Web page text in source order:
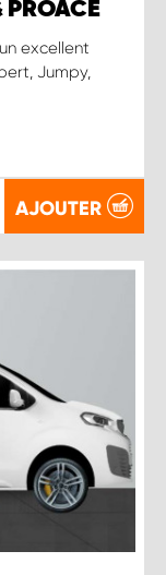
PROACE
excellent
Jumpy,
AJOUTER